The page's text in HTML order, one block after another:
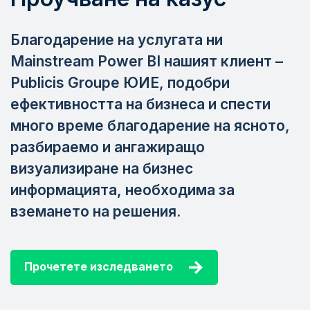
Благодарение на услугата ни
Mainstream Power BI нашият клиент –
Publicis Groupe ЮИЕ, подобри
ефективността на бизнеса и спести
много време благодарение на ясното,
разбираемо и ангажиращо
визуализиране на бизнес
информацията, необходима за
вземането на решения.
Прочетете изследването